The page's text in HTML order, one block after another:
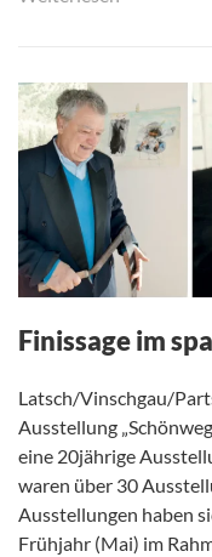
Finissage im
Latsch/Vinschgau/
Ausstellung
eine 20jährige
waren über 30
Ausstellungen haben
Frühjahr (Mai) im